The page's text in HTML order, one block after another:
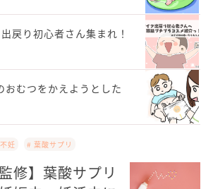
戻り初心者さん集まれ！
おむつをかえようとした
妊 # 葉酸サプリ
修】葉酸サプリ